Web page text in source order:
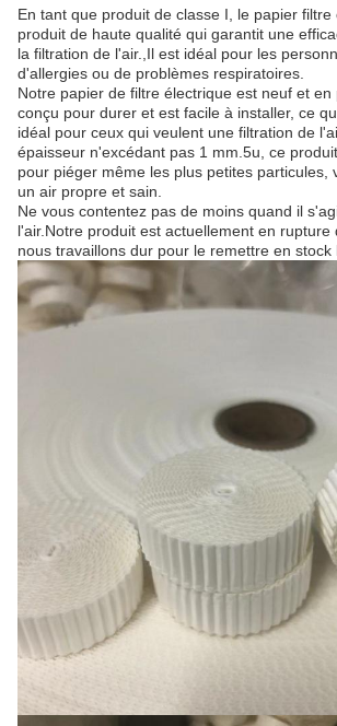
En tant que produit de classe I, le papier filtre
produit de haute qualité qui garantit une
la filtration de l'air.,Il est idéal pour les
d'allergies ou de problèmes respiratoires.
Notre papier de filtre électrique est neuf et
conçu pour durer et est facile à installer, ce
idéal pour ceux qui veulent une filtration de
épaisseur n'excédant pas 1 mm.5u, ce
pour piéger même les plus petites particules,
un air propre et sain.
Ne vous contentez pas de moins quand il
l'air.Notre produit est actuellement en rupture
nous travaillons dur pour le remettre en stock